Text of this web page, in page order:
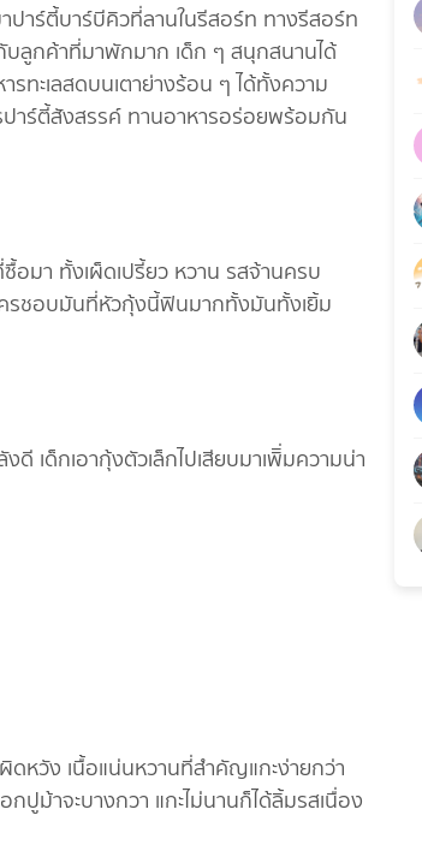
ปาร์ตี้บาร์บีคิวที่ลานในรีสอร์ท ทางรีสอร์ท
ลูกค้าที่มาพักมาก เด็ก ๆ สนุกสนานได้
ะเลสดบนเตาย่างร้อน ๆ ได้ทั้งความ
าร์ตี้สังสรรค์ ทานอาหารอร่อยพร้อมกัน
อมา ทั้งเผ็ดเปรี้ยว หวาน รสจ้านครบ
รชอบมันที่หัวกุ้งนี้ฟินมากทั้งมันทั้งเยิ้ม
เด็กเอากุ้งตัวเล็กไปเสียบมาเพิิ่มความน่า
ดหวัง เนื้อแน่นหวานที่สำคัญแกะง่ายกว่า
ปูม้าจะบางกวา แกะไม่นานก็ได้ลิ้มรสเนื่อง